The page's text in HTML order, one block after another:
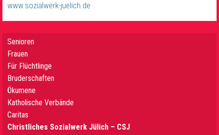
www.sozialwerk-juelich.de
Senioren
Frauen
Für Flüchtlinge
Bruderschaften
Ökumene
Katholische Verbände
Caritas
Christliches Sozialwerk Jülich – CSJ